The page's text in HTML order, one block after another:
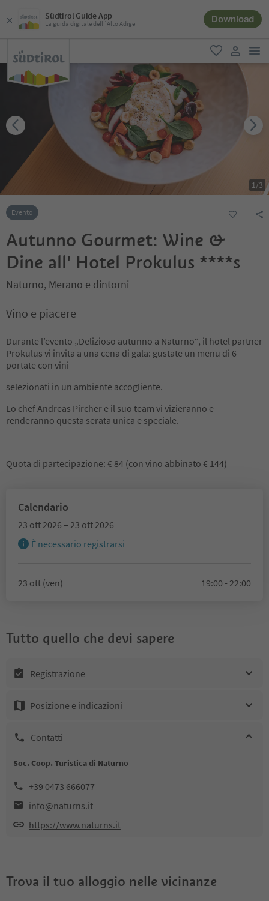
Südtirol Guide App
La guida digitale dell´Alto Adige Download
favoriti
user link
1/3
Evento
Autunno Gourmet: Wine &
Dine all' Hotel Prokulus ****s
Naturno, Merano e dintorni
Vino e piacere
Durante l’evento „Delizioso autunno a Naturno“, il hotel partner
Prokulus vi invita a una cena di gala: gustate un menu di 6
portate con vini
selezionati in un ambiente accogliente.
Lo chef Andreas Pircher e il suo team vi vizieranno e
renderanno questa serata unica e speciale.
Quota di partecipazione: € 84 (con vino abbinato € 144)
Calendario
23 ott 2026 – 23 ott 2026
È necessario registrarsi
23 ott (ven) 19:00 - 22:00
Tutto quello che devi sapere
Registrazione
Posizione e indicazioni
Contatti
Soc. Coop. Turistica di Naturno
+39 0473 666077
info@naturns.it
https://www.naturns.it
Trova il tuo alloggio nelle vicinanze